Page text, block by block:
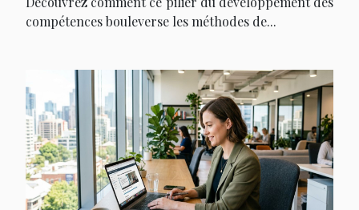
compétences bouleverse les méthodes de...